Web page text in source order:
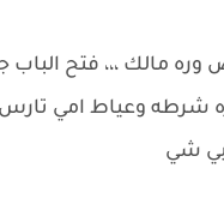
مالك ،،، فتح
شرطه وعياط امي تارس
شي